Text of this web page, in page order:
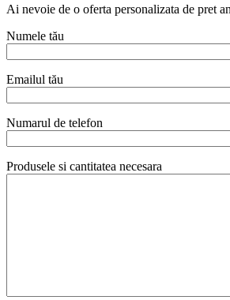
Ai nevoie de o oferta personalizata de pret
Numele tău
Emailul tău
Numarul de telefon
Produsele si cantitatea necesara